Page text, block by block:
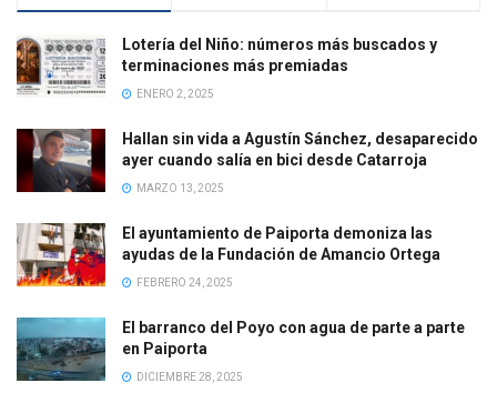
Lotería del Niño: números más buscados y
terminaciones más premiadas
ENERO 2, 2025
Hallan sin vida a Agustín Sánchez, desaparecido
ayer cuando salía en bici desde Catarroja
MARZO 13, 2025
El ayuntamiento de Paiporta demoniza las
ayudas de la Fundación de Amancio Ortega
FEBRERO 24, 2025
El barranco del Poyo con agua de parte a parte
en Paiporta
DICIEMBRE 28, 2025